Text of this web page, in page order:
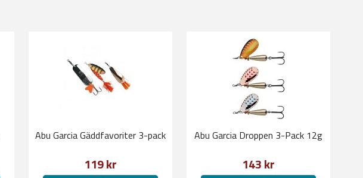
Abu Garcia Gäddfavoriter 3-pack
119 kr
Abu Garcia Droppen 3-Pack 12g
143 kr